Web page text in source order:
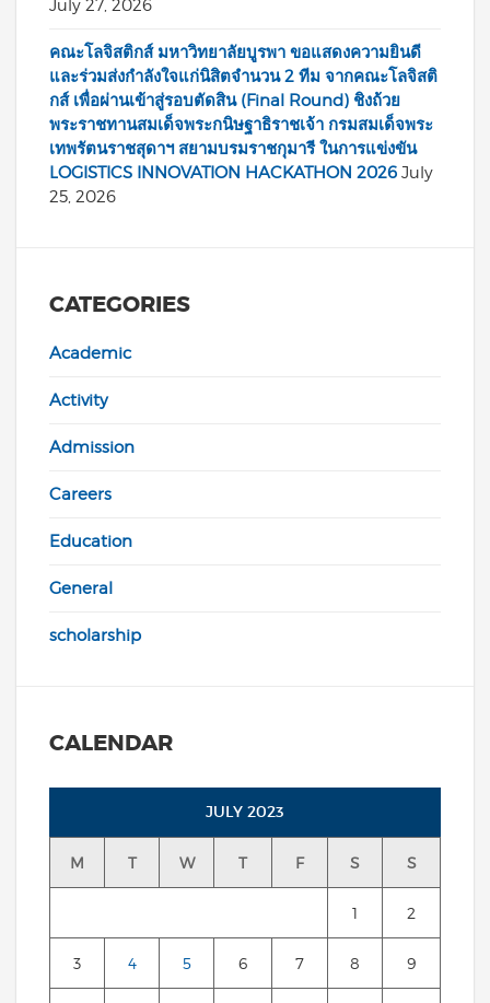
July 27, 2026
คณะโลจิสติกส์ มหาวิทยาลัยบูรพา ขอแสดงความยินดี
และร่วมส่งกำลังใจแก่นิสิตจำนวน 2 ทีม จากคณะโลจิสติ
กส์ เพื่อผ่านเข้าสู่รอบตัดสิน (Final Round) ชิงถ้วย
พระราชทานสมเด็จพระกนิษฐาธิราชเจ้า กรมสมเด็จพระ
เทพรัตนราชสุดาฯ สยามบรมราชกุมารี ในการแข่งขัน
LOGISTICS INNOVATION HACKATHON 2026 July
25, 2026
CATEGORIES
Academic
Activity
Admission
Careers
Education
General
scholarship
CALENDAR
JULY 2023
M T W T F S S
1 2
3 4 5 6 7 8 9